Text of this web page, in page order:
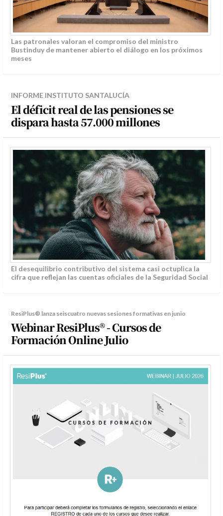
Las patronales valoran el compromiso del ministro
Bustinduy de mantener abierto el diálogo en los próximos
meses
INFORME INSTITUTO SANTALUCÍA
El déficit real de las pensiones se
dispara hasta 57.000 millones
El desequilibrio contributivo del sistema casi octuplica la
cifra que reflejan las cuentas oficiales de la Seguridad Social
ResiPlus® lanza seiscuatro nuevas sesiones formativas en junio
Webinar ResiPlus® - Cursos de
Formación Online Julio